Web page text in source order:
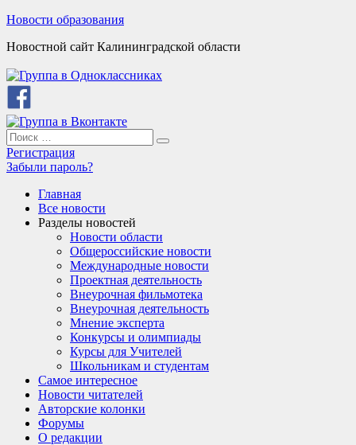
Skip
content
Новости образования
Новостной сайт Калининградской области
Search
for:
Search
Регистрация
Забыли пароль?
Главная
Все новости
Разделы новостей
Новости области
Общероссийские новости
Международные новости
Проектная деятельность
Внеурочная фильмотека
Внеурочная деятельность
Мнение эксперта
Конкурсы и олимпиады
Курсы для Учителей
Школьникам и студентам
Самое интересное
Новости читателей
Авторские колонки
Форумы
О редакции